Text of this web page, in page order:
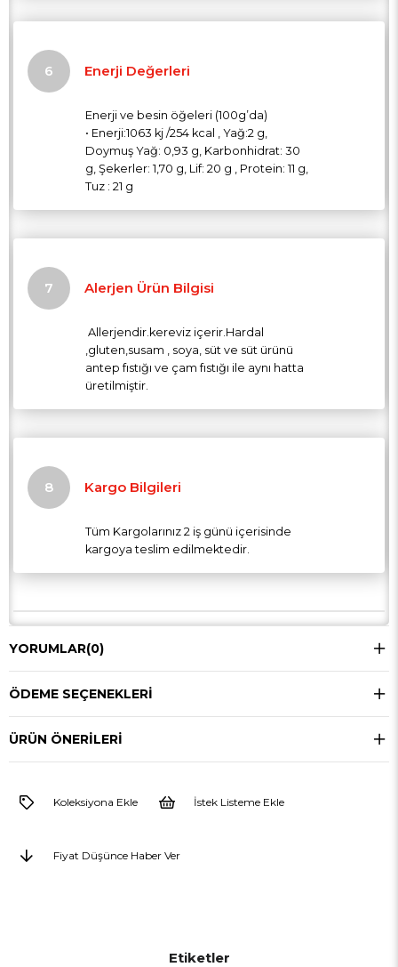
Enerji Değerleri
Enerji ve besin öğeleri (100g’da)
• Enerji:1063 kj /254 kcal , Yağ:2 g,
Doymuş Yağ: 0,93 g, Karbonhidrat: 30
g, Şekerler: 1,70 g, Lif: 20 g , Protein: 11 g,
Tuz : 21 g
Alerjen Ürün Bilgisi
Allerjendir.kereviz içerir.Hardal
,gluten,susam , soya, süt ve süt ürünü
antep fıstığı ve çam fıstığı ile aynı hatta
üretilmiştir.
Kargo Bilgileri
Tüm Kargolarınız 2 iş günü içerisinde
kargoya teslim edilmektedir.
YORUMLAR(0)
ÖDEME SEÇENEKLERI
ÜRÜN ÖNERILERI
Koleksiyona Ekle İstek Listeme Ekle
Fiyat Düşünce Haber Ver
Etiketler